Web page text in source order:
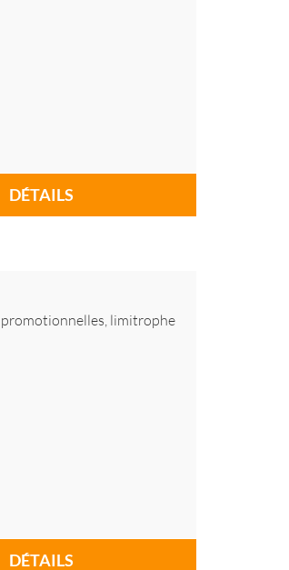
DÉTAILS
promotionnelles, limitrophe
DÉTAILS